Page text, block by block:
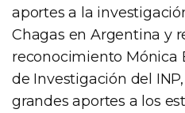
aportes a la
Chagas en Argentina y
reconocimiento Mónica
de Investigación del
grandes aportes a los